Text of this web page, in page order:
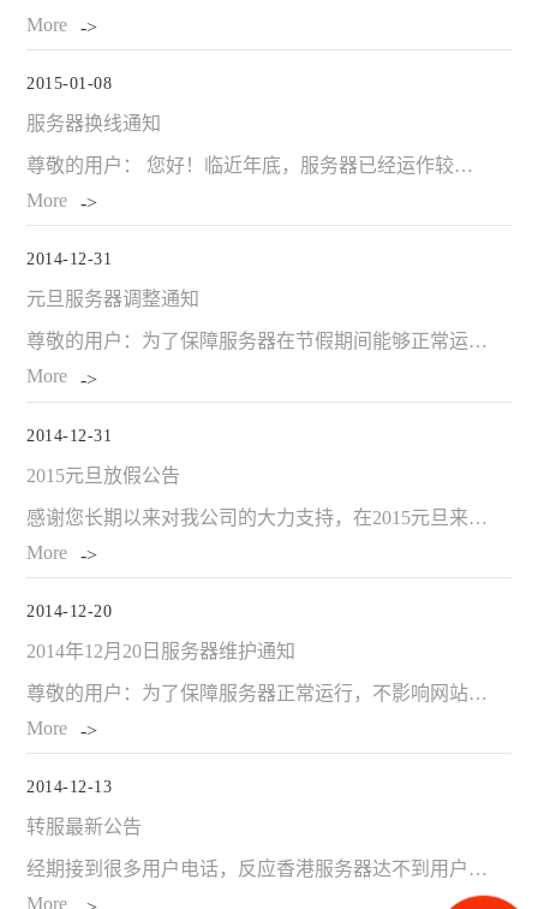
More
2015-01-08
服务器换线通知
尊敬的用户： 您好！临近年底，服务器已经运作较长时间，2015年为了使用户浏览质量更理想，交流更顺畅，故我们将会在近期陆续（21点至6点）进行服务器线路更换，在更换期间，部分网站将暂停（10-20分
More
2014-12-31
元旦服务器调整通知
尊敬的用户：为了保障服务器在节假期间能够正常运行，不影响网站的正常使用，我们将于12月31日对服务器进行维护，清理应用缓冲、网站检测、备份数据。2015年1月1日凌晨服务器正常工作，维护期间网站正常运
More
2014-12-31
2015元旦放假公告
感谢您长期以来对我公司的大力支持，在2015元旦来临之际，祝您节日愉快！
More
2014-12-20
2014年12月20日服务器维护通知
尊敬的用户：为了保障服务器正常运行，不影响网站的正常使用，我们将于12月20日对服务器进行维护，清理应用缓冲、网站检测、备份数据。21日凌晨8点服务器正常工作，维护期间网站正常运行。感谢您对尚武科技的
More
2014-12-13
转服最新公告
经期接到很多用户电话，反应香港服务器达不到用户体验需求，大部分要求备案转服。针对此事，公司IDC负责人给予说明
More